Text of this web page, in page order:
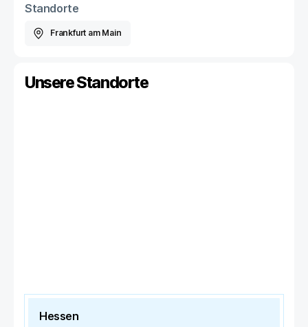
Standorte
Frankfurt am Main
Unsere Standorte
Hessen